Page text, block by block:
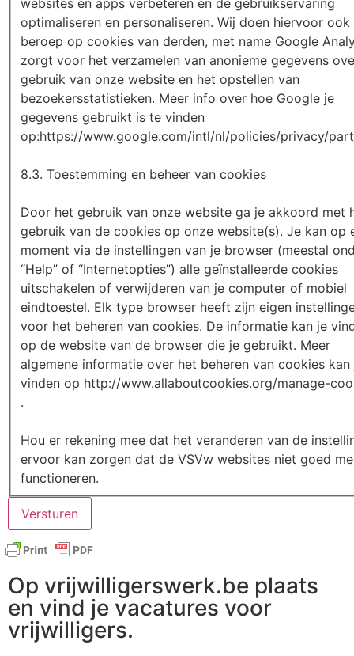
optimaliseren en personaliseren. Wij doen hiervoor ook
beroep op cookies van derden, met name Google
zorgt voor het verzamelen van anonieme gegevens
gebruik van onze website en het opstellen van
bezoekersstatistieken. Meer info over hoe Google je
gegevens gebruikt is te vinden
op:https://www.google.com/intl/nl/policies/privacy/
8.3. Toestemming en beheer van cookies
Door het gebruik van onze website ga je akkoord met
gebruik van de cookies op onze website(s). Je kan op
moment via de instellingen van je browser (meestal
“Help” of “Internetopties”) alle geïnstalleerde cookies
uitschakelen of verwijderen van je computer of mobiel
eindtoestel. Elk type browser heeft zijn eigen
voor het beheren van cookies. De informatie kan je
op de website van de browser die je gebruikt. Meer
algemene informatie over het beheren van cookies kan
vinden op http://www.allaboutcookies.org/manage-
.
Hou er rekening mee dat het veranderen van de
ervoor kan zorgen dat de VSVw websites niet goed
functioneren.
Op vrijwilligerswerk.be plaats
en vind je vacatures voor
vrijwilligers.